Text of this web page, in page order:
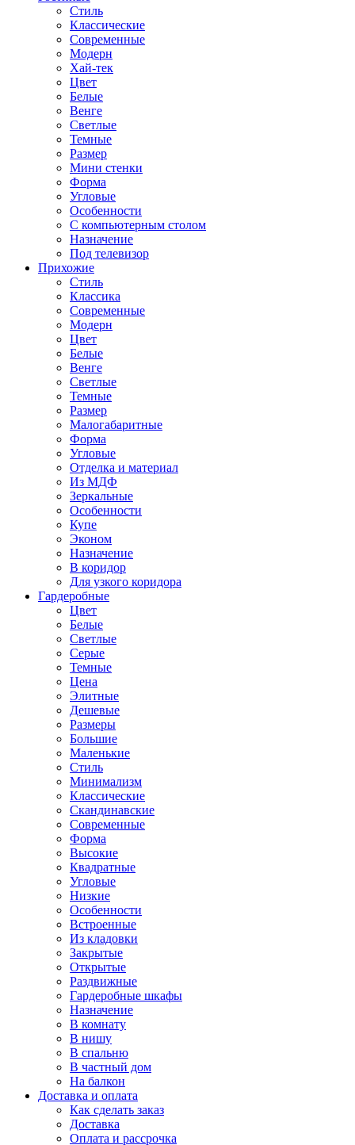
Стиль
Классические
Современные
Модерн
Хай-тек
Цвет
Белые
Венге
Светлые
Темные
Размер
Мини стенки
Форма
Угловые
Особенности
С компьютерным столом
Назначение
Под телевизор
Прихожие
Стиль
Классика
Современные
Модерн
Цвет
Белые
Венге
Светлые
Темные
Размер
Малогабаритные
Форма
Угловые
Отделка и материал
Из МДФ
Зеркальные
Особенности
Купе
Эконом
Назначение
В коридор
Для узкого коридора
Гардеробные
Цвет
Белые
Светлые
Серые
Темные
Цена
Элитные
Дешевые
Размеры
Большие
Маленькие
Стиль
Минимализм
Классические
Скандинавские
Современные
Форма
Высокие
Квадратные
Угловые
Низкие
Особенности
Встроенные
Из кладовки
Закрытые
Открытые
Раздвижные
Гардеробные шкафы
Назначение
В комнату
В нишу
В спальню
В частный дом
На балкон
Доставка и оплата
Как сделать заказ
Доставка
Оплата и рассрочка